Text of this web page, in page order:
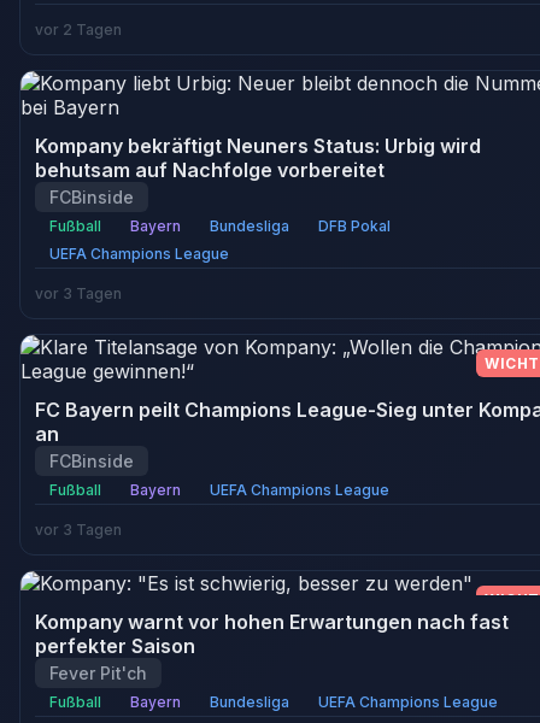
vor 2 Tagen
Kompany bekräftigt Neuners Status: Urbig wird
behutsam auf Nachfolge vorbereitet
FCBinside
Fußball Bayern Bundesliga
DFB Pokal
UEFA Champions League
vor 3 Tagen
FC Bayern peilt Champions League-Sieg unter
an
FCBinside
Fußball Bayern UEFA Champions League
vor 3 Tagen
Kompany warnt vor hohen Erwartungen nach fast
perfekter Saison
Fever Pit'ch
Fußball Bayern Bundesliga UEFA Champions League